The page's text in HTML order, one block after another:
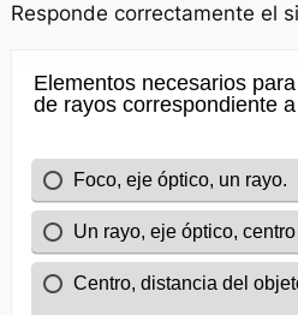
Responde correctamente el